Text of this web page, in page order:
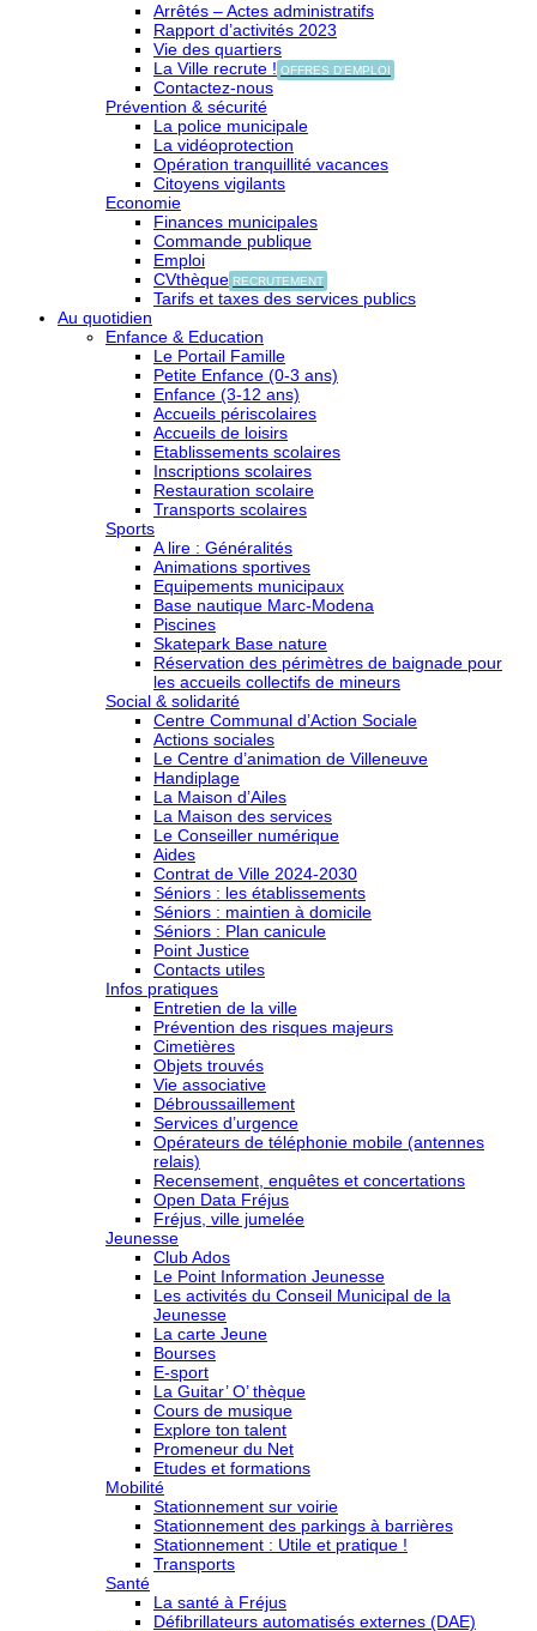
Arrêtés – Actes administratifs
Rapport d’activités 2023
Vie des quartiers
La Ville recrute ! OFFRES D'EMPLOI
Contactez-nous
Prévention & sécurité
La police municipale
La vidéoprotection
Opération tranquillité vacances
Citoyens vigilants
Economie
Finances municipales
Commande publique
Emploi
CVthèque RECRUTEMENT
Tarifs et taxes des services publics
Au quotidien
Enfance & Education
Le Portail Famille
Petite Enfance (0-3 ans)
Enfance (3-12 ans)
Accueils périscolaires
Accueils de loisirs
Etablissements scolaires
Inscriptions scolaires
Restauration scolaire
Transports scolaires
Sports
A lire : Généralités
Animations sportives
Equipements municipaux
Base nautique Marc-Modena
Piscines
Skatepark Base nature
Réservation des périmètres de baignade pour
les accueils collectifs de mineurs
Social & solidarité
Centre Communal d’Action Sociale
Actions sociales
Le Centre d’animation de Villeneuve
Handiplage
La Maison d’Ailes
La Maison des services
Le Conseiller numérique
Aides
Contrat de Ville 2024-2030
Séniors : les établissements
Séniors : maintien à domicile
Séniors : Plan canicule
Point Justice
Contacts utiles
Infos pratiques
Entretien de la ville
Prévention des risques majeurs
Cimetières
Objets trouvés
Vie associative
Débroussaillement
Services d’urgence
Opérateurs de téléphonie mobile (antennes
relais)
Recensement, enquêtes et concertations
Open Data Fréjus
Fréjus, ville jumelée
Jeunesse
Club Ados
Le Point Information Jeunesse
Les activités du Conseil Municipal de la
Jeunesse
La carte Jeune
Bourses
E-sport
La Guitar’ O’ thèque
Cours de musique
Explore ton talent
Promeneur du Net
Etudes et formations
Mobilité
Stationnement sur voirie
Stationnement des parkings à barrières
Stationnement : Utile et pratique !
Transports
Santé
La santé à Fréjus
Défibrillateurs automatisés externes (DAE)